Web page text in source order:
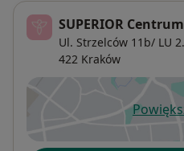
SUPERIOR
Ul. Strzelców 11b/ LU
422 Kraków